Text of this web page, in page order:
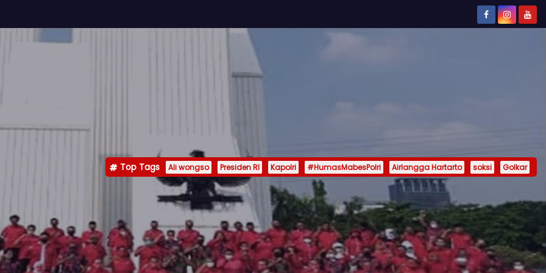
Top Tags Ali wongso Presiden RI Kapolri #HumasMabesPolri Airlangga Hartarto soksi Golkar